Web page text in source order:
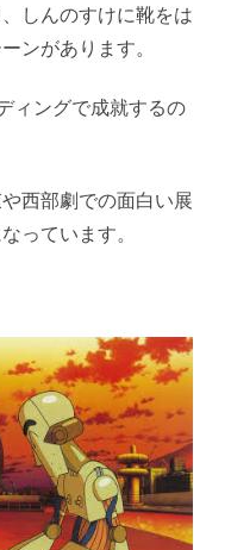
しんのすけに靴をは
ンがあります。
ィングで成就するの
西部劇での面白い展
っています。